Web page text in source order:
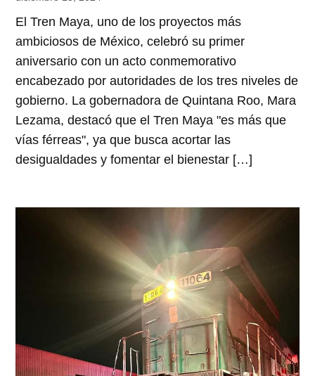
El Tren Maya, uno de los proyectos más
ambiciosos de México, celebró su primer
aniversario con un acto conmemorativo
encabezado por autoridades de los tres niveles de
gobierno. La gobernadora de Quintana Roo, Mara
Lezama, destacó que el Tren Maya "es más que
vías férreas", ya que busca acortar las
desigualdades y fomentar el bienestar […]